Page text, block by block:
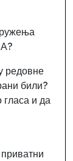
?
редовне
били?
гласа и да